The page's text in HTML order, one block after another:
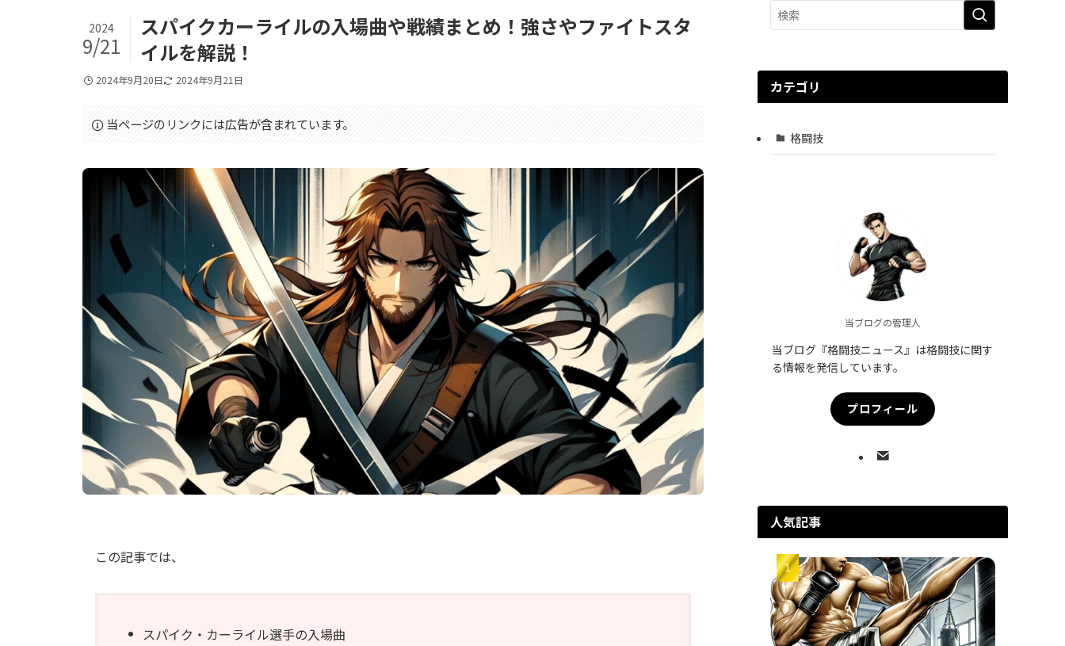
スパイクカーライルの入場曲や戦績まとめ！強さやファイトスタ
イルを解説！
2024
9/21
2024年9月20日 2024年9月21日
当ページのリンクには広告が含まれています。
この記事では、
スパイク・カーライル選手の入場曲
カテゴリ
格闘技
当ブログの管理人
当ブログ『格闘技ニュース』は格闘技に関す
る情報を発信しています。
プロフィール
人気記事